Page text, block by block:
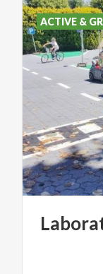
ACTIVE &